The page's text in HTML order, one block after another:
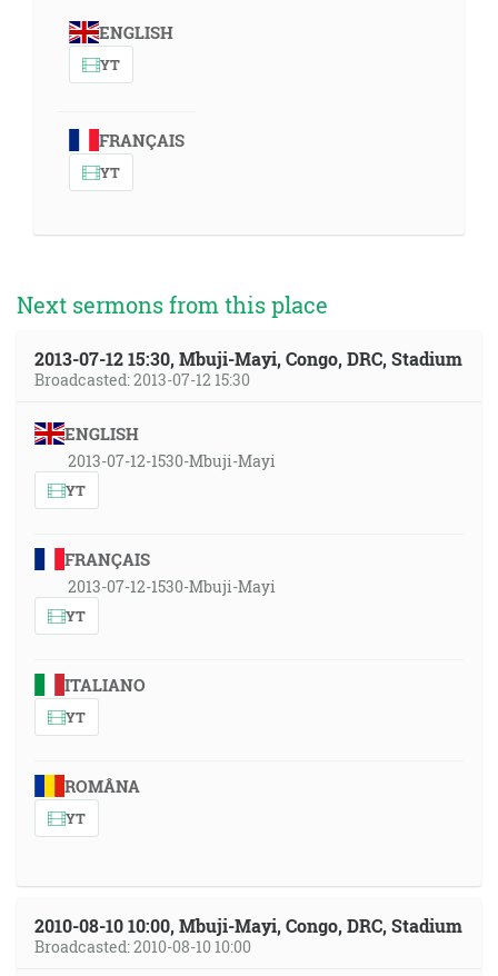
ENGLISH
YT
FRANÇAIS
YT
Next sermons from this place
2013-07-12 15:30, Mbuji-Mayi, Congo, DRC, Stadium
Broadcasted: 2013-07-12 15:30
ENGLISH
2013-07-12-1530-Mbuji-Mayi
YT
FRANÇAIS
2013-07-12-1530-Mbuji-Mayi
YT
ITALIANO
YT
ROMÂNA
YT
2010-08-10 10:00, Mbuji-Mayi, Congo, DRC, Stadium
Broadcasted: 2010-08-10 10:00